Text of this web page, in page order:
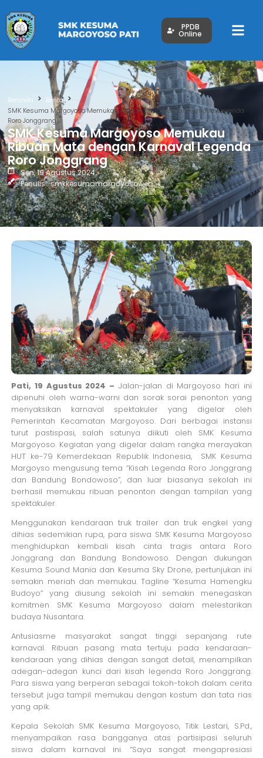
PPDB
Online
Beranda
Berita
SMK Kesuma Margoyoso Memukau Ribuan Mata dengan Karnaval Legenda
Roro Jonggrang
SMK Kesuma Margoyoso Memukau
Ribuan Mata dengan Karnaval Legenda
Roro Jonggrang
Sen, 19 Agustus 2024
Penulis : smkkesumamargoyosoweb
Pati, 19 Agustus 2024 – Jalan-jalan di Margoyoso hari ini
dipenuhi oleh warna-warni dan sorak sorai penonton yang
menyaksikan karnaval spektakuler yang digelar oleh
Pemerintah Kecamatan Margoyoso. Dari berbagai instansi
turut pastispasi, salah satunya diikuti oleh SMK Kesuma
Margoyoso. Kegiatan yang digelar dalam rangka merayakan
HUT ke-79 Kemerdekaan Republik Indonesia, SMK Kesuma
Margoyso mengusung tema “Kisah Legenda Roro Jonggrang
dan Bandung Bondowoso”, dan luar biasanya sekolah ini
berhasil memukau ribuan penonton dengan tampilan yang
spektakuler.
Menggunakan kendaraan truk trailer dan truk engkel yang
dihias sedemikian rupa, para siswa SMK Kesuma Margoyoso
menghidupkan kembali kisah cinta tragis antara Roro
Jonggrang dan Bandung Bondowoso. Dengan dukungan
Kesuma Sound Mania dan Kesuma Sky Drone, pertunjukan ini
semakin meriah dan memukau. Tagline “Kesuma Hamengku
Budoyo” yang diusung sekolah ini semakin menegaskan
komitmen SMK Kesuma Margoyoso dalam melestarikan
budaya Nusantara.
Antusiasme masyarakat sangat tinggi sepanjang rute
karnaval. Ribuan pasang mata tertuju pada kendaraan-
kendaraan yang dihias dengan sangat detail, menampilkan
adegan-adegan kunci dari kisah legenda Roro Jonggrang.
Para siswa yang berperan sebagai tokoh-tokoh dalam cerita
tersebut juga tampil memukau dengan kostum dan tata rias
yang apik.
Kepala Sekolah SMK Kesuma Margoyoso, Titik Lestari, S.Pd.,
menyampaikan rasa bangganya atas partisipasi seluruh
siswa dalam karnaval ini. “Saya sangat mengapresiasi